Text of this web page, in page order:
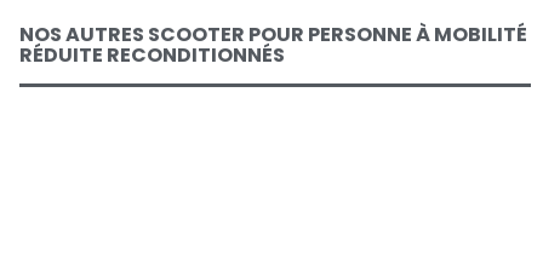
NOS AUTRES SCOOTER POUR PERSONNE À MOBILITÉ
RÉDUITE RECONDITIONNÉS